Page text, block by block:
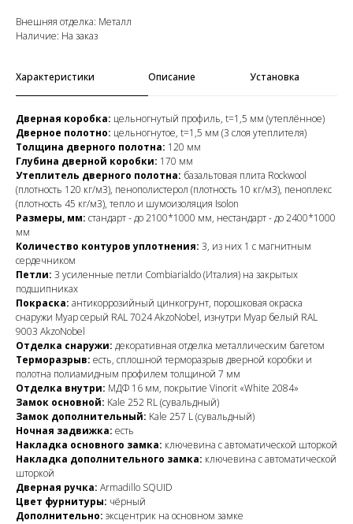
Внешняя отделка: Металл
Наличие: На заказ
Характеристики Описание Установка
Дверная коробка: цельногнутый профиль, t=1,5 мм (утеплённое)
Дверное полотно: цельногнутое, t=1,5 мм (3 слоя утеплителя)
Толщина дверного полотна: 120 мм
Глубина дверной коробки: 170 мм
Утеплитель дверного полотна: базальтовая плита Rockwool
(плотность 120 кг/м3), пенополистерол (плотность 10 кг/м3), пеноплекс
(плотность 45 кг/м3), тепло и шумоизоляция Isolon
Размеры, мм: стандарт - до 2100*1000 мм, нестандарт - до 2400*1000
мм
Количество контуров уплотнения: 3, из них 1 с магнитным
сердечником
Петли: 3 усиленные петли Combiarialdo (Италия) на закрытых
подшипниках
Покраска: антикоррозийный цинкогрунт, порошковая окраска
снаружи Муар серый RAL 7024 AkzoNobel, изнутри Муар белый RAL
9003 AkzoNobel
Отделка снаружи: декоративная отделка металлическим багетом
Терморазрыв: есть, сплошной терморазрыв дверной коробки и
полотна полиамидным профилем толщиной 7 мм
Отделка внутри: МДФ 16 мм, покрытие Vinorit «White 2084»
Замок основной: Kale 252 RL (сувальдный)
Замок дополнительный: Kale 257 L (сувальдный)
Ночная задвижка: есть
Накладка основного замка: ключевина с автоматической шторкой
Накладка дополнительного замка: ключевина с автоматической
шторкой
Дверная ручка: Armadillo SQUID
Цвет фурнитуры: чёрный
Дополнительно: эксцентрик на основном замке